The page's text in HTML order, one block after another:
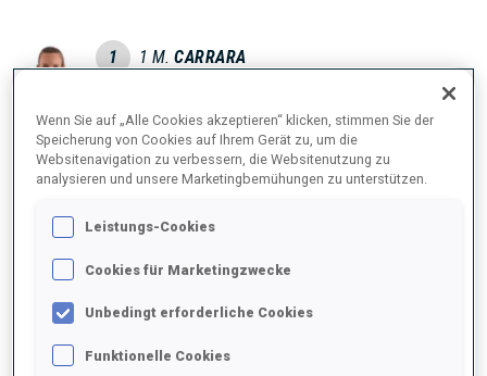
1 1 M. CARRARA
19:31.9
2 5 E. KALKENBERG
NOR
3 25 S. MEINEN
SUI
4 20 J. FRUEHWIRT
GER
Wenn Sie auf „Alle Cookies akzeptieren“ klicken, stimmen Sie der
Speicherung von Cookies auf Ihrem Gerät zu, um die
Websitenavigation zu verbessern, die Websitenutzung zu
analysieren und unsere Marketingbemühungen zu unterstützen.
Leistungs-Cookies
Cookies für Marketingzwecke
Unbedingt erforderliche Cookies
Funktionelle Cookies